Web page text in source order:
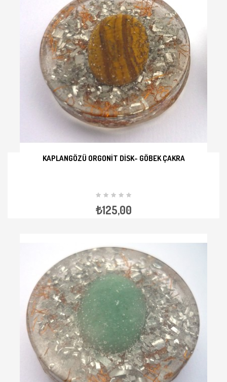
KAPLANGÖZÜ ORGONIT DISK- GÖBEK ÇAKRA
₺125,00